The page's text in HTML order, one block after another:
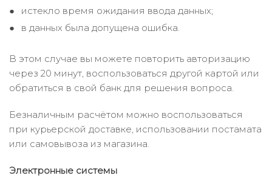
истекло время ожидания ввода данных;
в данных была допущена ошибка.
В этом случае вы можете повторить авторизацию
через 20 минут, воспользоваться другой картой или
обратиться в свой банк для решения вопроса.
Безналичным расчётом можно воспользоваться
при курьерской доставке, использовании постамата
или самовывоза из магазина.
Электронные системы